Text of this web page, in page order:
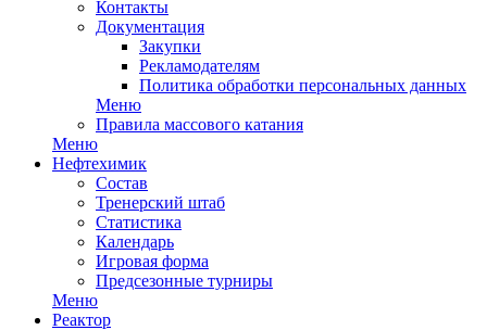
Контакты
Документация
Закупки
Рекламодателям
Политика обработки персональных данных
Меню
Правила массового катания
Меню
Нефтехимик
Состав
Тренерский штаб
Статистика
Календарь
Игровая форма
Предсезонные турниры
Меню
Реактор